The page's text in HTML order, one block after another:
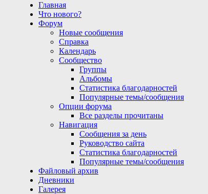
Главная
Что нового?
Форум
Новые сообщения
Справка
Календарь
Сообщество
Группы
Альбомы
Статистика благодарностей
Популярные темы/сообщения
Опции форума
Все разделы прочитаны
Навигация
Сообщения за день
Руководство сайта
Статистика благодарностей
Популярные темы/сообщения
Файловый архив
Дневники
Галерея